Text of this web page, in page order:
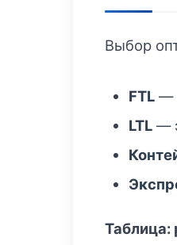
Выбор
FTL —
LTL —
Таблица: